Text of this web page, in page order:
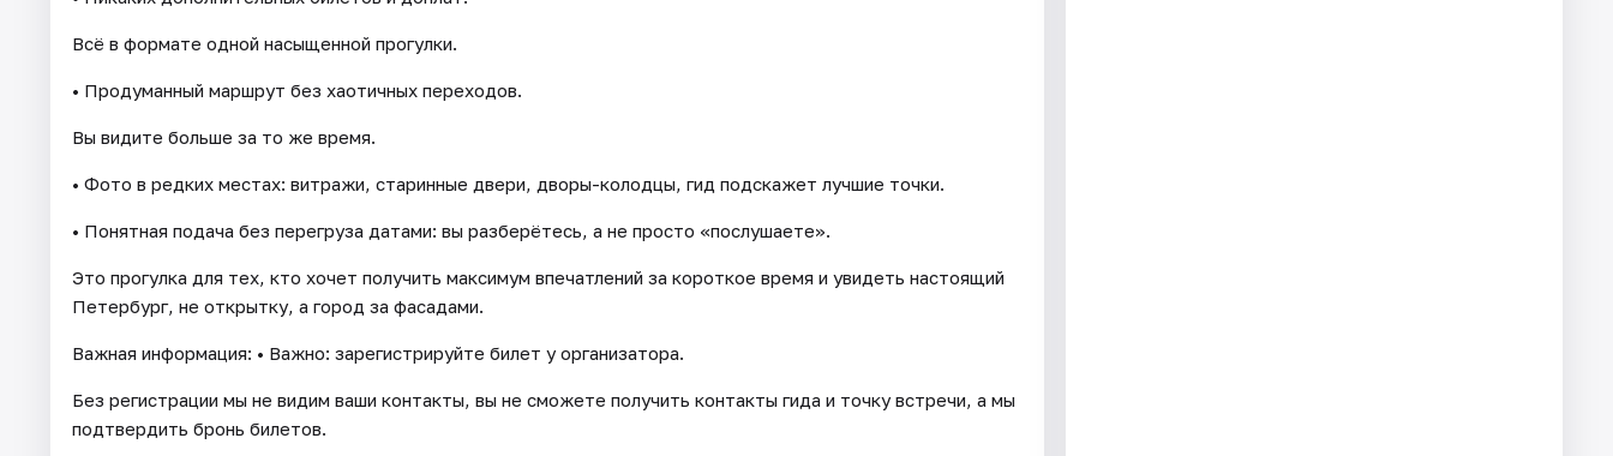
Всё в формате одной насыщенной прогулки.
• Продуманный маршрут без хаотичных переходов.
Вы видите больше за то же время.
• Фото в редких местах: витражи, старинные двери, дворы-колодцы, гид подскажет лучшие точки.
• Понятная подача без перегруза датами: вы разберётесь, а не просто «послушаете».
Это прогулка для тех, кто хочет получить максимум впечатлений за короткое время и увидеть настоящий
Петербург, не открытку, а город за фасадами.
Важная информация: • Важно: зарегистрируйте билет у организатора.
Без регистрации мы не видим ваши контакты, вы не сможете получить контакты гида и точку встречи, а мы
подтвердить бронь билетов.